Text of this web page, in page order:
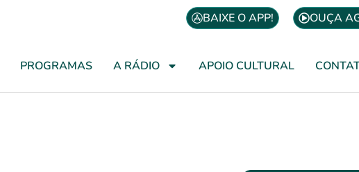
BAIXE O APP! OUÇA
PROGRAMAS A RÁDIO APOIO CULTURAL